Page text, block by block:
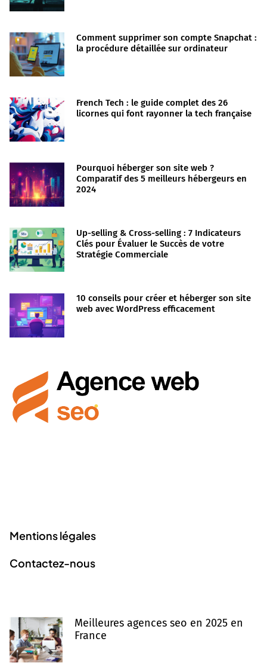
Comment supprimer son compte Snapchat :
la procédure détaillée sur ordinateur
French Tech : le guide complet des 26
licornes qui font rayonner la tech française
Pourquoi héberger son site web ?
Comparatif des 5 meilleurs hébergeurs en
2024
Up-selling & Cross-selling : 7 Indicateurs
Clés pour Évaluer le Succès de votre
Stratégie Commerciale
10 conseils pour créer et héberger son site
web avec WordPress efficacement
Mentions légales
Contactez-nous
Meilleures agences seo en 2025 en
France